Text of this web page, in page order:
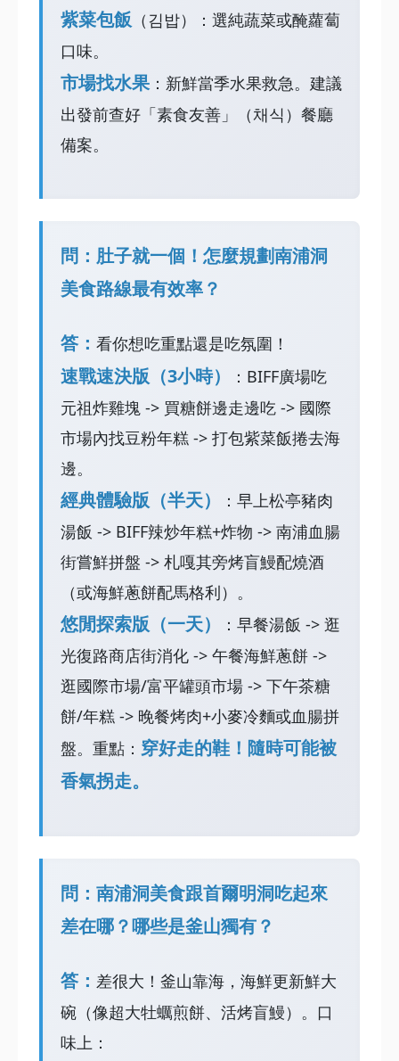
紫菜包飯 （김밥）：選純蔬菜或醃蘿蔔
口味。
市場找水果：新鮮當季水果救急。建議
出發前查好「素食友善」（채식）餐廳
備案。
問：肚子就一個！怎麼規劃南浦洞
美食路線最有效率？
答： 看你想吃重點還是吃氛圍！
速戰速決版（3小時）
：BIFF廣場吃
元祖炸雞塊 -> 買糖餅邊走邊吃 -> 國際
市場內找豆粉年糕 -> 打包紫菜飯捲去海
邊。
經典體驗版（半天）
：早上松亭豬肉
湯飯 -> BIFF辣炒年糕+炸物 -> 南浦血腸
街嘗鮮拼盤 -> 札嘎其旁烤盲鰻配燒酒
（或海鮮蔥餅配馬格利）。
悠閒探索版（一天）
：早餐湯飯 -> 逛
光復路商店街消化 -> 午餐海鮮蔥餅 ->
逛國際市場/富平罐頭市場 -> 下午茶糖
餅/年糕 -> 晚餐烤肉+小麥冷麵或血腸拼
盤。重點： 穿好走的鞋！隨時可能被
香氣拐走。
問：南浦洞美食跟首爾明洞吃起來
差在哪？哪些是釜山獨有？
答： 差很大！釜山靠海，海鮮更新鮮大
碗（像超大牡蠣煎餅、活烤盲鰻）。口
味上：